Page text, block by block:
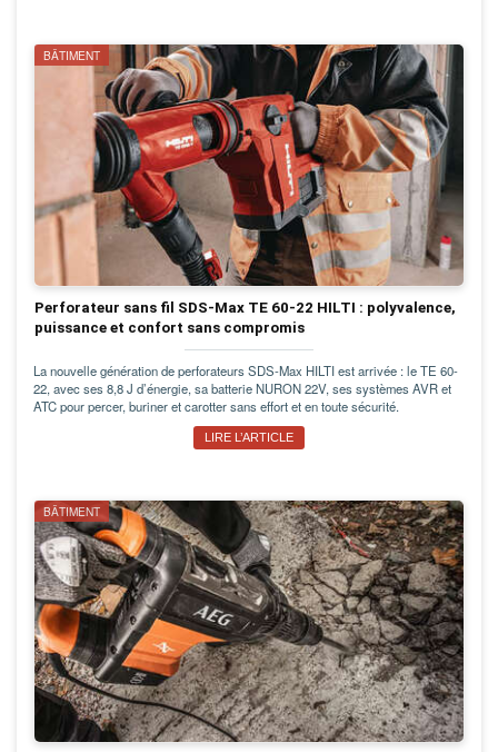
BÂTIMENT
Perforateur sans fil SDS-Max TE 60-22 HILTI : polyvalence,
puissance et confort sans compromis
La nouvelle génération de perforateurs SDS-Max HILTI est arrivée : le TE 60-
22, avec ses 8,8 J d’énergie, sa batterie NURON 22V, ses systèmes AVR et
ATC pour percer, buriner et carotter sans effort et en toute sécurité.
LIRE L’ARTICLE
BÂTIMENT